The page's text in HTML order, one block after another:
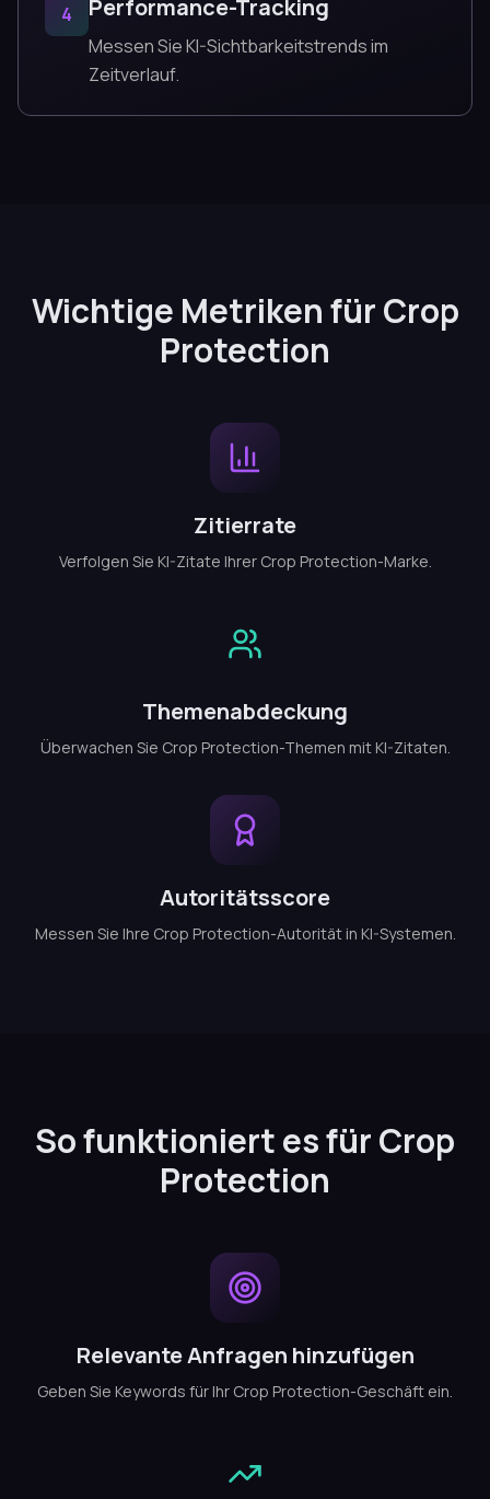
4 Performance-Tracking
Messen Sie KI-Sichtbarkeitstrends im
Zeitverlauf.
Wichtige Metriken für Crop
Protection
Zitierrate
Verfolgen Sie KI-Zitate Ihrer Crop Protection-Marke.
Themenabdeckung
Überwachen Sie Crop Protection-Themen mit KI-Zitaten.
Autoritätsscore
Messen Sie Ihre Crop Protection-Autorität in KI-Systemen.
So funktioniert es für Crop
Protection
Relevante Anfragen hinzufügen
Geben Sie Keywords für Ihr Crop Protection-Geschäft ein.